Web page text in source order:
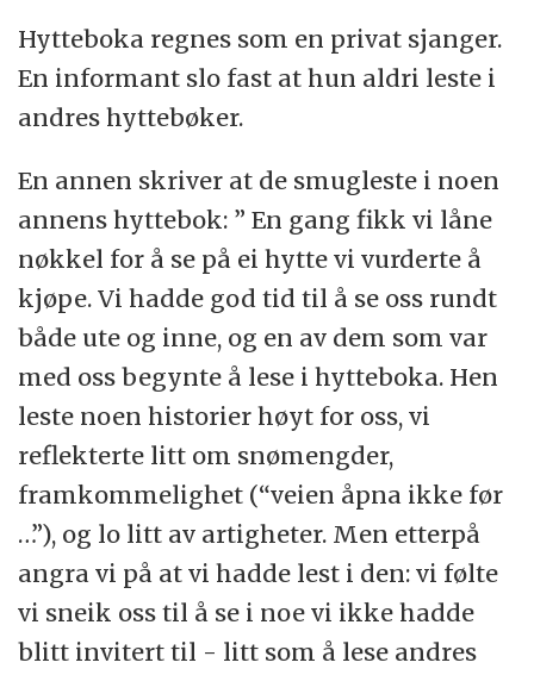
Hytteboka regnes som en privat sjanger.
En informant slo fast at hun aldri leste i
andres hyttebøker.
En annen skriver at de smugleste i noen
annens hyttebok: ” En gang fikk vi låne
nøkkel for å se på ei hytte vi vurderte å
kjøpe. Vi hadde god tid til å se oss rundt
både ute og inne, og en av dem som var
med oss begynte å lese i hytteboka. Hen
leste noen historier høyt for oss, vi
reflekterte litt om snømengder,
framkommelighet (“veien åpna ikke før
…”), og lo litt av artigheter. Men etterpå
angra vi på at vi hadde lest i den: vi følte
vi sneik oss til å se i noe vi ikke hadde
blitt invitert til - litt som å lese andres